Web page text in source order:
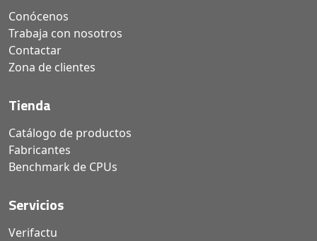
Conócenos
Trabaja con nosotros
Contactar
Zona de clientes
Tienda
Catálogo de productos
Fabricantes
Benchmark de CPUs
Servicios
Verifactu